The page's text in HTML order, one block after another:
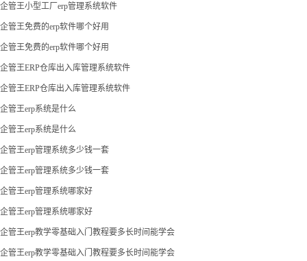
企管王小型工厂erp管理系统软件
企管王免费的erp软件哪个好用
企管王免费的erp软件哪个好用
企管王ERP仓库出入库管理系统软件
企管王ERP仓库出入库管理系统软件
企管王erp系统是什么
企管王erp系统是什么
企管王erp管理系统多少钱一套
企管王erp管理系统多少钱一套
企管王erp管理系统哪家好
企管王erp管理系统哪家好
企管王erp教学零基础入门教程要多长时间能学会
企管王erp教学零基础入门教程要多长时间能学会